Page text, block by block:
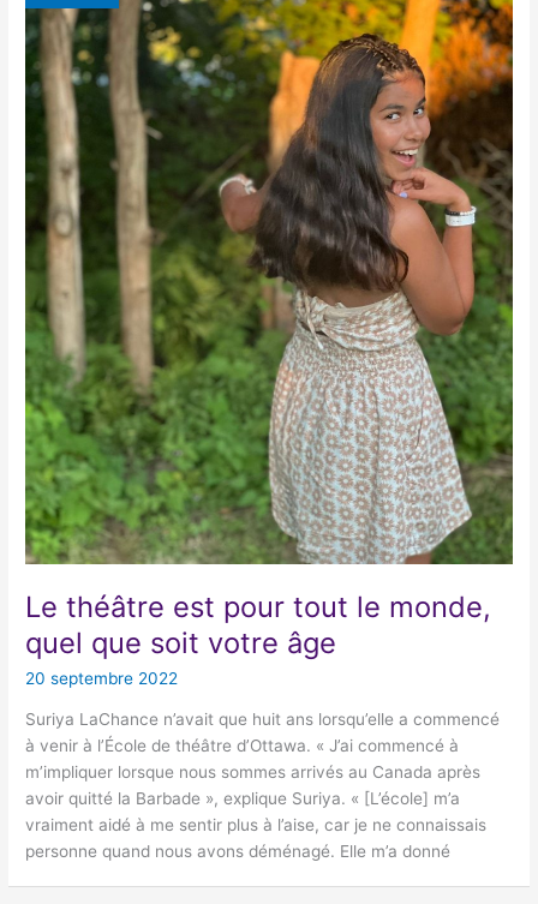
Le théâtre est pour tout le monde,
quel que soit votre âge
20 septembre 2022
Suriya LaChance n’avait que huit ans lorsqu’elle a commencé
à venir à l’École de théâtre d’Ottawa. « J’ai commencé à
m’impliquer lorsque nous sommes arrivés au Canada après
avoir quitté la Barbade », explique Suriya. « [L’école] m’a
vraiment aidé à me sentir plus à l’aise, car je ne connaissais
personne quand nous avons déménagé. Elle m’a donné